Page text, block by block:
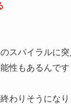
スパイラルに
性もあるんです
わりそうになり